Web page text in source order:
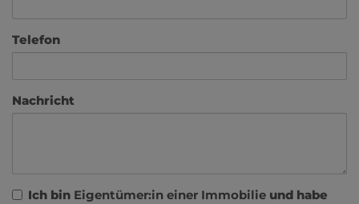
Telefon
Nachricht
Ich bin Eigentümer:in einer Immobilie und habe